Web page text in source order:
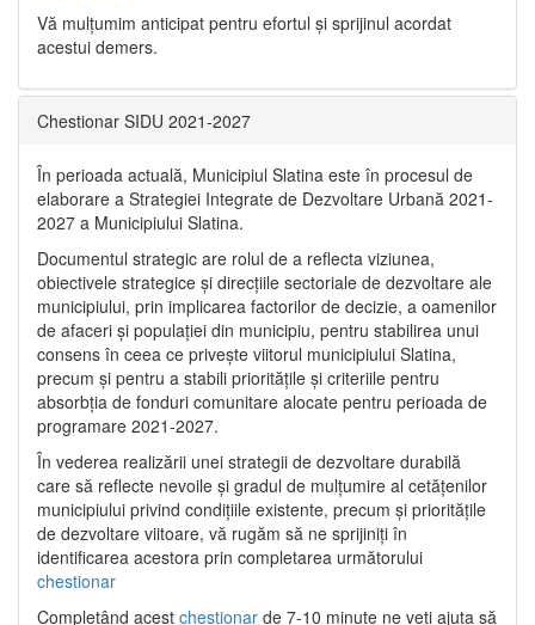
Vă mulţumim anticipat pentru efortul şi sprijinul acordat
acestui demers.
Chestionar SIDU 2021-2027
În perioada actuală, Municipiul Slatina este în procesul de
elaborare a Strategiei Integrate de Dezvoltare Urbană 2021‐
2027 a Municipiului Slatina.
Documentul strategic are rolul de a reflecta viziunea,
obiectivele strategice și direcțiile sectoriale de dezvoltare ale
municipiului, prin implicarea factorilor de decizie, a oamenilor
de afaceri și populației din municipiu, pentru stabilirea unui
consens în ceea ce privește viitorul municipiului Slatina,
precum și pentru a stabili prioritățile și criteriile pentru
absorbția de fonduri comunitare alocate pentru perioada de
programare 2021-2027.
În vederea realizării unei strategii de dezvoltare durabilă
care să reflecte nevoile și gradul de mulțumire al cetățenilor
municipiului privind condițiile existente, precum și prioritățile
de dezvoltare viitoare, vă rugăm să ne sprijiniți în
identificarea acestora prin completarea următorului
chestionar
Completând acest chestionar de 7-10 minute ne veți ajuta să